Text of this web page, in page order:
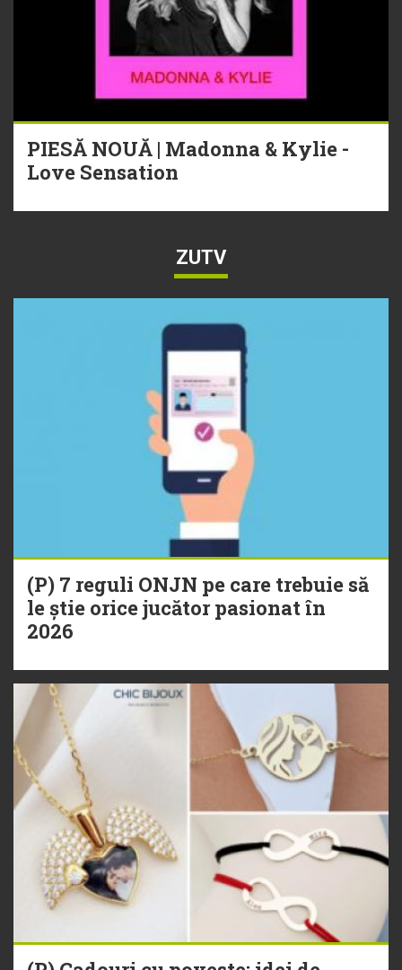
PIESĂ NOUĂ | Madonna & Kylie -
Love Sensation
ZUTV
(P) 7 reguli ONJN pe care trebuie să
le știe orice jucător pasionat în
2026